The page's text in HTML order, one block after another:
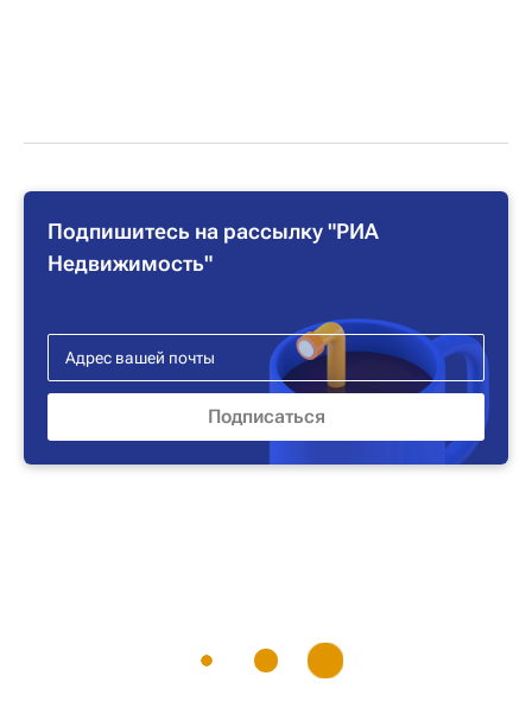
Подпишитесь на рассылку "РИА
Недвижимость"